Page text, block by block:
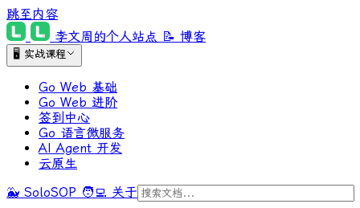
跳至内容
李文周的个人站点 📝 博客
🖥 实战课程
Go Web 基础
Go Web 进阶
签到中心
Go 语言微服务
AI Agent 开发
云原生
🐳 SoloSOP 🧑‍💻 关于